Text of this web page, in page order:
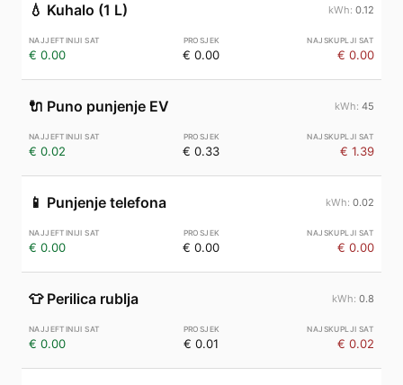
💧 Kuhalo (1 L) 0.12
€ 0.00 € 0.00 € 0.00
🔌 Puno punjenje EV 45
€ 0.02 € 0.33 € 1.39
📱 Punjenje telefona 0.02
€ 0.00 € 0.00 € 0.00
👕 Perilica rublja 0.8
€ 0.00 € 0.01 € 0.02